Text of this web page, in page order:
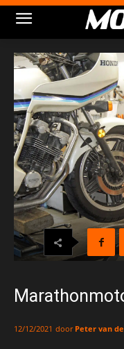
12/12/2021 door Peter van